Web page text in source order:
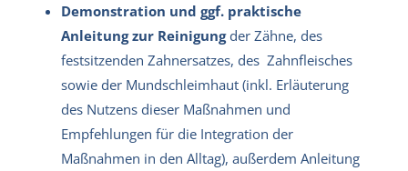
Demonstration und ggf. praktische
Anleitung zur Reinigungder Zähne, des
festsitzenden Zahnersatzes, des Zahnfleisches
sowie der Mundschleimhaut (inkl. Erläuterung
des Nutzens dieser Maßnahmen und
Empfehlungen für die Integration der
Maßnahmen in den Alltag), außerdem Anleitung